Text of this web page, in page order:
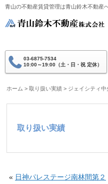
青山の不動産賃貸管理は青山鈴木不動産
03-6875-7534
10:00～19:00（土・日・祝 定休）
ホーム >取り扱い実績 > ジェイシティ中
取り扱い実績
« 日神パレステージ南林間第２